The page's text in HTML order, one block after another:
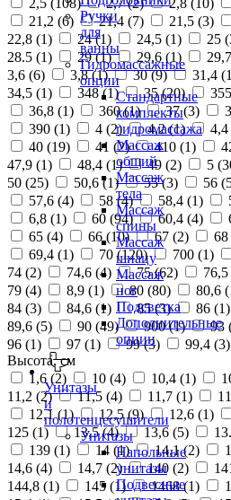
Ручки
для
ванны
Гидромассажные
опции
Стандартные
комплекты
гидромассажа
Массаж
общий
Массаж
тела
Массаж
спины
Массаж
шиацу
Массаж
ног
Подсветка
Дополнительные
опции
Унитазы
и
полотенцесушители
Унитазы
Напольные
унитазы
Подвесные
21,2 (6) 21,4 (7) 21,5 (3)
22,8 (1) 24 (1) 24,5 (1) 25 (
28.5 (1) 29 (1) 29,6 (1)
3,6 (6) 3,8 (1) 30 (9) 31,4 (1
34,5 (1) 348 (1) 35 (20)
36,8 (1) 360 (1) 37 (3)
390 (1) 4 (2) 4,2 (1) 4,4
40 (19) 41 (2) 410 (1)
47,9 (1) 48,4 (1) 49 (2) 5 (
50 (25) 50,6 (1) 55 (3) 56 (
57,6 (4) 58 (4) 58,4 (1)
6,8 (1) 60 (94) 60,4 (4)
65 (4) 66 (10) 67 (2) 68
69,4 (1) 70 (120) 700 (1)
74 (2) 74,6 (4) 75 (62)
79 (4) 8,9 (1) 80 (80) 80,6 (
84 (3) 84,6 (1) 85 (3) 86 (1)
89,6 (5) 90 (49) 900 (1) 93
96 (1) 97 (1) 99 (3) 99,4 (3)
Высота, см
1,6 (2) 10 (4) 10,4 (1)
11,2 (2) 11,5 (4) 11,7 (1)
12,1 (1) 12,5 (9) 12,6 (1)
125 (1) 13,5 (4) 13,6 (5)
139 (1) 14 (1) 14,1 (2)
14,6 (4) 14,7 (2) 140 (2)
144,8 (1) 145 (1) 1468 (1)